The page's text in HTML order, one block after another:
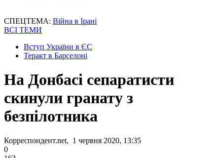
СПЕЦТЕМА: Війна в Ірані
ВСІ ТЕМИ
Вступ України в ЄС
Теракт в Барселоні
На Донбасі сепаратисти
скинули гранату з
безпілотника
Корреспондент.net, 1 червня 2020, 13:35
0